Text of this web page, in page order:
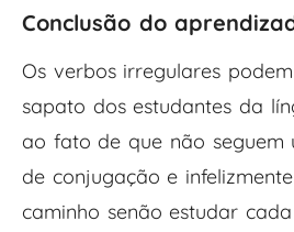
Conclusão do
Os verbos irregulares
sapato dos estudantes da
ao fato de que não
de conjugação e
caminho senão estudar